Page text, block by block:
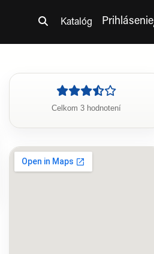
Katalóg Prihlásenie
Celkom 3 hodnotení